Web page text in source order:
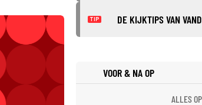
TIP DE KIJKTIPS VAN
VOOR & NA OP
ALLES OP